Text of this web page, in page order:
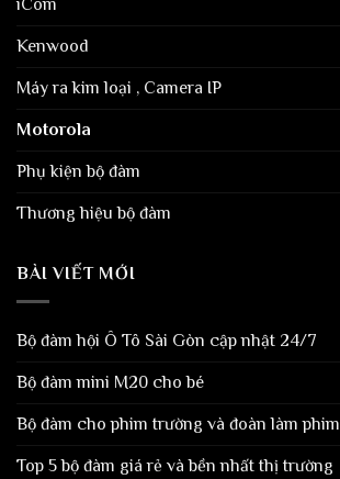
iCom
Kenwood
Máy ra kim loại , Camera IP
Motorola
Phụ kiện bộ đàm
Thương hiệu bộ đàm
BÀI VIẾT MỚI
Bộ đàm hội Ô Tô Sài Gòn cập nhật 24/7
Bộ đàm mini M20 cho bé
Bộ đàm cho phim trường và đoàn làm phim
Top 5 bộ đàm giá rẻ và bền nhất thị trường